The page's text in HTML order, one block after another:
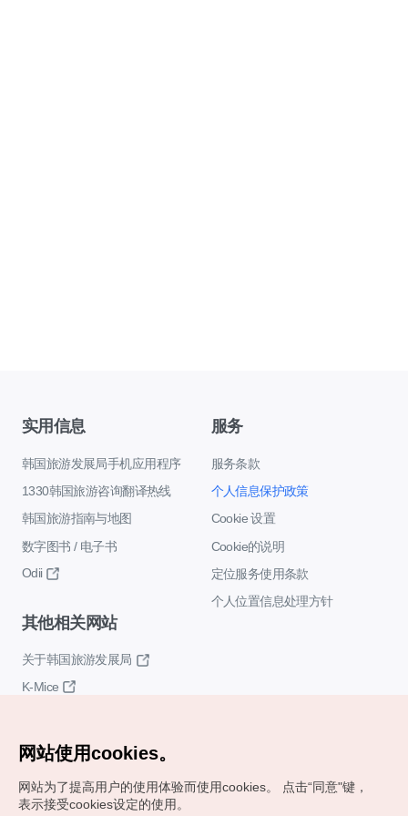
实用信息
韩国旅游发展局手机应用程序
1330韩国旅游咨询翻译热线
韩国旅游指南与地图
数字图书 / 电子书
Odii
服务
服务条款
个人信息保护政策
Cookie 设置
Cookie的说明
定位服务使用条款
个人位置信息处理方针
其他相关网站
关于韩国旅游发展局
K-Mice
网站使用cookies。
网站为了提高用户的使用体验而使用cookies。
点击“同意"键，
表示接受cookies设定的使用。